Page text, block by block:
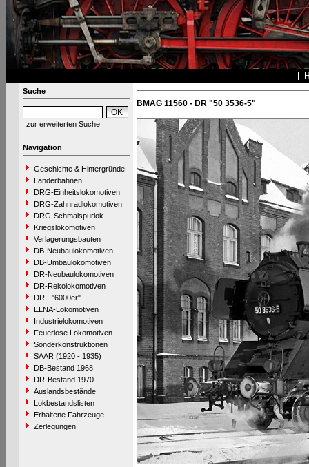
Suche
zur erweiterten Suche
Navigation
Geschichte & Hintergründe
Länderbahnen
DRG-Einheitslokomotiven
DRG-Zahnradlokomotiven
DRG-Schmalspurlok.
Kriegslokomotiven
Verlagerungsbauten
DB-Neubaulokomotiven
DB-Umbaulokomotiven
DR-Neubaulokomotiven
DR-Rekolokomotiven
DR - "6000er"
ELNA-Lokomotiven
Industrielokomotiven
Feuerlose Lokomotiven
Sonderkonstruktionen
SAAR (1920 - 1935)
DB-Bestand 1968
DR-Bestand 1970
Auslandsbestände
Lokbestandslisten
Erhaltene Fahrzeuge
Zerlegungen
BMAG 11560 - DR "50 3536-5"